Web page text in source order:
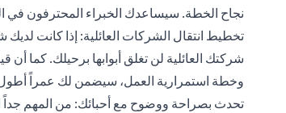
نجاح الخطة. سيساعدك الخبراء المحترفون في
تخطيط انتقال الشركات العائلية: إذا كانت
شركتك العائلية لن تغلق أبوابها برحيلك. كما
وخطة استمرارية العمل، سيضمن لك عمراً أطول
تحدث بصراحة ووضوح مع أحبائك: من المهم جداً